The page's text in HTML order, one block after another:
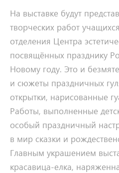
На выставке будут
творческих работ
отделения Центра
посвящённых празднику
Новому году. Это и
и сюжеты праздничных
открытки, нарисованные
Работы, выполненные
особый праздничный
в мир сказки и
Главным украшением
красавица-елка,